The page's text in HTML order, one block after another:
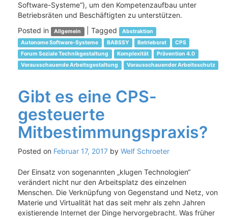
Software-Systeme“), um den Kompetenzaufbau unter
Betriebsräten und Beschäftigten zu unterstützen.
Posted in
Allgemein Tagged
Abstraktion
Autonome Software-Systeme
BABSSY Betriebsrat
CPS
Forum Soziale Technikgestaltung
Komplexität
Prävention 4.0
Vorausschauende Arbeitsgestaltung
Vorausschauender Arbeitsschutz
Gibt es eine CPS-
gesteuerte
Mitbestimmungspraxis?
Posted on Februar 17, 2017 by Welf Schroeter
Der Einsatz von sogenannten „klugen Technologien“
verändert nicht nur den Arbeitsplatz des einzelnen
Menschen. Die Verknüpfung von Gegenstand und Netz, von
Materie und Virtualität hat das seit mehr als zehn Jahren
existierende Internet der Dinge hervorgebracht. Was früher